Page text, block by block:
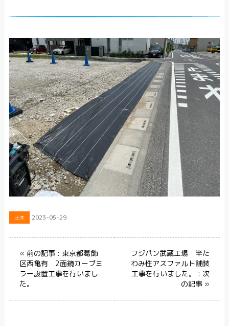
土木 2023-05-29
« 前の記事 : 東京都葛飾
区西亀有 2面鏡カーブミ
ラー設置工事を行いまし
た。
フジパン武蔵工場 半た
わみ性アスファルト舗装
工事を行いました。 : 次
の記事 »